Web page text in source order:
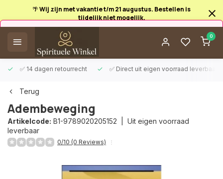
🌴 Wij zijn met vakantie t/m 21 augustus. Bestellen is
tijdelijk niet mogelijk.
0
✅ 14 dagen retourrecht ✅ Direct uit eigen voorraad leverbaar
Afrekenen is uitgeschakeld.
Terug
Adembeweging
Artikelcode: B1-9789020205152 | Uit eigen voorraad
leverbaar
0/10 (0 Reviews)